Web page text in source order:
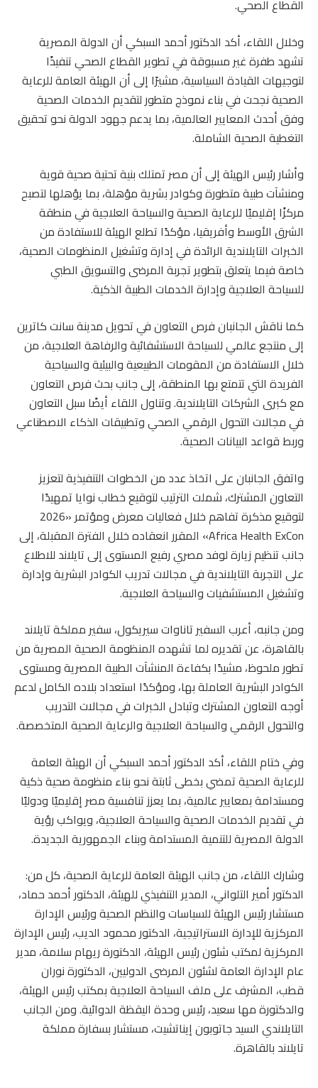
القطاع الصحي.
وخلال اللقاء، أكد الدكتور أحمد السبكي أن الدولة المصرية
تشهد طفرة غير مسبوقة في تطوير القطاع الصحي تنفيذًا
لتوجيهات القيادة السياسية، مشيرًا إلى أن الهيئة العامة للرعاية
الصحية نجحت في بناء نموذج متطور لتقديم الخدمات الصحية
وفق أحدث المعايير العالمية، بما يدعم جهود الدولة نحو تحقيق
التغطية الصحية الشاملة.
وأشار رئيس الهيئة إلى أن مصر تمتلك بنية تحتية صحية قوية
ومنشآت طبية متطورة وكوادر بشرية مؤهلة، بما يؤهلها لتصبح
مركزًا إقليميًا للرعاية الصحية والسياحة العلاجية في منطقة
الشرق الأوسط وأفريقيا، مؤكدًا تطلع الهيئة للاستفادة من
الخبرات التايلاندية الرائدة في إدارة وتشغيل المنظومات الصحية،
خاصة فيما يتعلق بتطوير تجربة المرضى والتسويق الطبي
للسياحة العلاجية وإدارة الخدمات الطبية الذكية.
كما ناقش الجانبان فرص التعاون في تحويل مدينة سانت كاترين
إلى منتجع عالمي للسياحة الاستشفائية والرفاهة العلاجية، من
خلال الاستفادة من المقومات الطبيعية والبيئية والسياحية
الفريدة التي تتمتع بها المنطقة، إلى جانب بحث فرص التعاون
مع كبرى الشركات التايلاندية. وتناول اللقاء أيضًا سبل التعاون
في مجالات التحول الرقمي الصحي وتطبيقات الذكاء الاصطناعي
وربط قواعد البيانات الصحية.
واتفق الجانبان على اتخاذ عدد من الخطوات التنفيذية لتعزيز
التعاون المشترك، شملت الترتيب لتوقيع خطاب نوايا تمهيدًا
لتوقيع مذكرة تفاهم خلال فعاليات معرض ومؤتمر «2026
Africa Health ExCon» المقرر انعقاده خلال الفترة المقبلة، إلى
جانب تنظيم زيارة لوفد مصري رفيع المستوى إلى تايلاند للاطلاع
على التجربة التايلاندية في مجالات تدريب الكوادر البشرية وإدارة
وتشغيل المستشفيات والسياحة العلاجية.
ومن جانبه، أعرب السفير تاناوات سيريكول، سفير مملكة تايلاند
بالقاهرة، عن تقديره لما تشهده المنظومة الصحية المصرية من
تطور ملحوظ، مشيدًا بكفاءة المنشآت الطبية المصرية ومستوى
الكوادر البشرية العاملة بها، ومؤكدًا استعداد بلاده الكامل لدعم
أوجه التعاون المشترك وتبادل الخبرات في مجالات التدريب
والتحول الرقمي والسياحة العلاجية والرعاية الصحية المتخصصة.
وفي ختام اللقاء، أكد الدكتور أحمد السبكي أن الهيئة العامة
للرعاية الصحية تمضي بخطى ثابتة نحو بناء منظومة صحية ذكية
ومستدامة بمعايير عالمية، بما يعزز تنافسية مصر إقليميًا ودوليًا
في تقديم الخدمات الصحية والسياحة العلاجية، ويواكب رؤية
الدولة المصرية للتنمية المستدامة وبناء الجمهورية الجديدة.
وشارك اللقاء، من جانب الهيئة العامة للرعاية الصحية، كل من:
الدكتور أمير التلواني، المدير التنفيذي للهيئة، الدكتور أحمد حماد،
مستشار رئيس الهيئة للسياسات والنظم الصحية ورئيس الإدارة
المركزية للإدارة الاستراتيجية، الدكتور محمود الديب، رئيس الإدارة
المركزية لمكتب شئون رئيس الهيئة، الدكتورة ريهام سلامة، مدير
عام الإدارة العامة لشئون المرضى الدوليين، الدكتورة نوران
قطب، المشرف على ملف السياحة العلاجية بمكتب رئيس الهيئة،
والدكتورة مها سعيد، رئيس وحدة اليقظة الدوائية. ومن الجانب
التايلاندي السيد جاتوبون إيناتشيت، مستشار بسفارة مملكة
تايلاند بالقاهرة.